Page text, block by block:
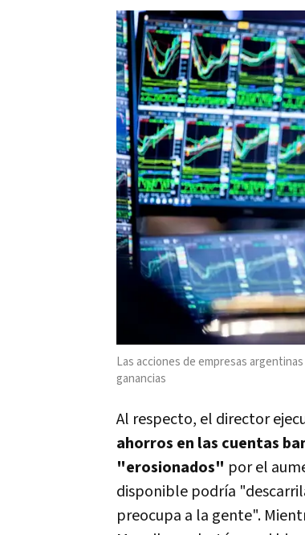
Las acciones de empresas
ganancias
Al respecto, el director
ahorros en las cuentas
"erosionados" por el
disponible podría
preocupa a la gente".